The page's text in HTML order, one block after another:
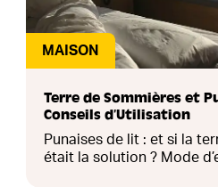
MAISON
Terre de Sommières et
Conseils d’Utilisation
Punaises de lit : et si la
était la solution ? Mode